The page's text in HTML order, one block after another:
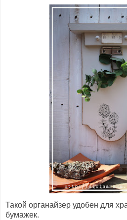
Такой органайзер удобен для
бумажек.